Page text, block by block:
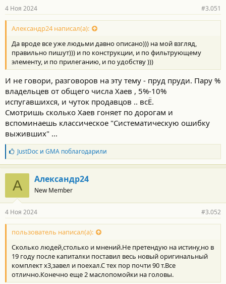
4 Ноя 2024 #3.051
Александр24 написал(а):
Да вроде все уже людьми давно описано))) на мой взгляд,
правильно пишут))) и по конструкции, и по фильтрующему
элементу, и по прилеганию, и по удобству )))
И не говори, разговоров на эту тему - пруд пруди. Пару %
владельцев от общего числа Хаев , 5%-10%
испугавшихся, и чуток продавцов .. всЁ.
Смотришь сколько Хаев гоняет по дорогам и
вспоминаешь классическое "Систематическую ошибку
выживших" ...
Б
л
а
г
о
д
а
н
о
с
и
:
JustDocи GMAпоблагодарили
А Александр24
New Member
4 Ноя 2024 #3.052
пользователь написал(а):
Сколько людей,столько и мнений.Не претендую на истину,но в
19 году после капиталки поставил весь новый оригинальный
комплект х3,завел и поехал.С тех пор почти 90 т.Все
отлично.Конечно еще 2 маслопомойки на головы.